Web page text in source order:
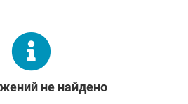
не найдено